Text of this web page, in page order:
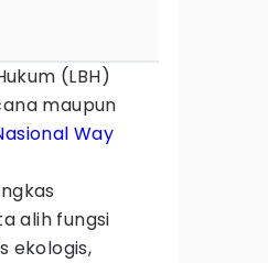
(LBH)
maupun
Way
alih fungsi
ekologis,